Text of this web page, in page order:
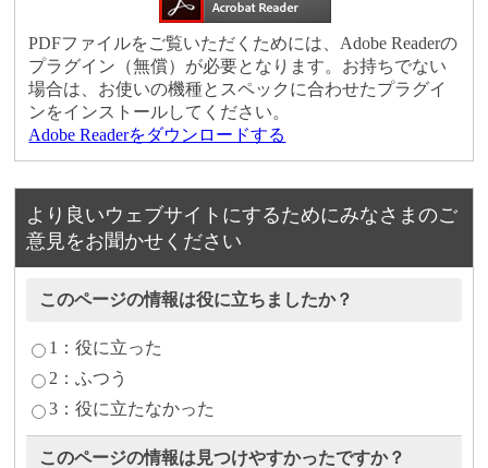
PDFファイルをご覧いただくためには、Adobe Readerの
プラグイン（無償）が必要となります。お持ちでない
場合は、お使いの機種とスペックに合わせたプラグイ
ンをインストールしてください。
Adobe Readerをダウンロードする
より良いウェブサイトにするためにみなさまのご
意見をお聞かせください
このページの情報は役に立ちましたか？
1：役に立った
2：ふつう
3：役に立たなかった
このページの情報は見つけやすかったですか？